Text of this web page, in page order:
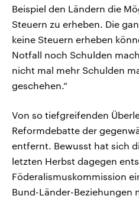
Beispiel den Ländern die
Steuern zu erheben. Die
keine Steuern erheben
Notfall noch Schulden
nicht mal mehr Schulden
geschehen.“
Von so tiefgreifenden
Reformdebatte der
entfernt. Bewusst hat sich
letzten Herbst dagegen
Föderalismuskommission
Bund-Länder-Beziehungen